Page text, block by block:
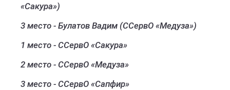
«Сакура»)
3 место - Булатов Вадим (ССервО «Медуза»)
1 место - ССервО «Сакура»
2 место - ССервО «Медуза»
3 место - ССервО «Сапфир»